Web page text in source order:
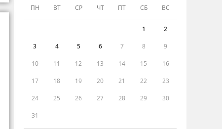
ПН ВТ СР ЧТ ПТ СБ ВС
1 2
3 4 5 6 7 8 9
10 11 12 13 14 15 16
17 18 19 20 21 22 23
24 25 26 27 28 29 30
31